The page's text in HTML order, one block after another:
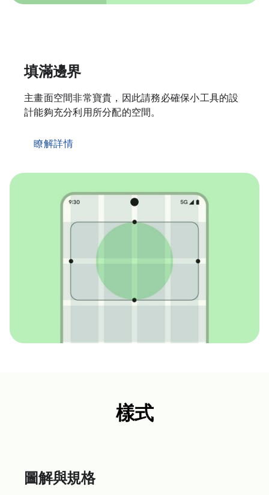
填滿邊界
主畫面空間非常寶貴，因此請務必確保小工具的設
計能夠充分利用所分配的空間。
瞭解詳情
樣式
圖解與規格